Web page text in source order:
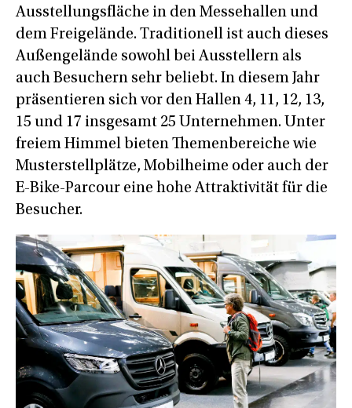
Ausstellungsfläche in den Messehallen und
dem Freigelände. Traditionell ist auch dieses
Außengelände sowohl bei Ausstellern als
auch Besuchern sehr beliebt. In diesem Jahr
präsentieren sich vor den Hallen 4, 11, 12, 13,
15 und 17 insgesamt 25 Unternehmen. Unter
freiem Himmel bieten Themenbereiche wie
Musterstellplätze, Mobilheime oder auch der
E-Bike-Parcour eine hohe Attraktivität für die
Besucher.